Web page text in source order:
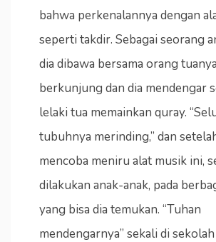
bahwa perkenalannya dengan
seperti takdir. Sebagai seorang
dia dibawa bersama orang
berkunjung dan dia mendengar
lelaki tua memainkan quray.
tubuhnya merinding,” dan
mencoba meniru alat musik ini,
dilakukan anak-anak, pada
yang bisa dia temukan. “Tuhan
mendengarnya” sekali di